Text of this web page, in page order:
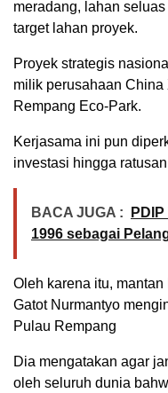
meradang, lahan
target lahan proyek.
Proyek strategis
milik perusahaan
Rempang Eco-Park.
Kerjasama ini pun
investasi hingga
BACA JUGA :
1996 sebagai
Oleh karena itu,
Gatot Nurmantyo
Pulau Rempang
Dia mengatakan agar
oleh seluruh dunia